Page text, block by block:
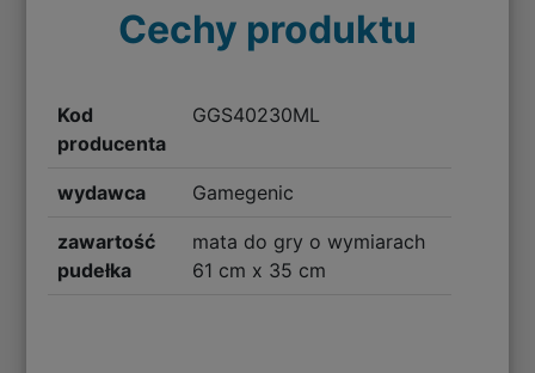
Cechy produktu
Kod
producenta
GGS40230ML
wydawca Gamegenic
zawartość
pudełka
mata do gry o wymiarach
61 cm x 35 cm